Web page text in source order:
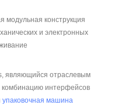
модульная конструкция
и электронных
являющийся отраслевым
комбинацию интерфейсов
упаковочная машина